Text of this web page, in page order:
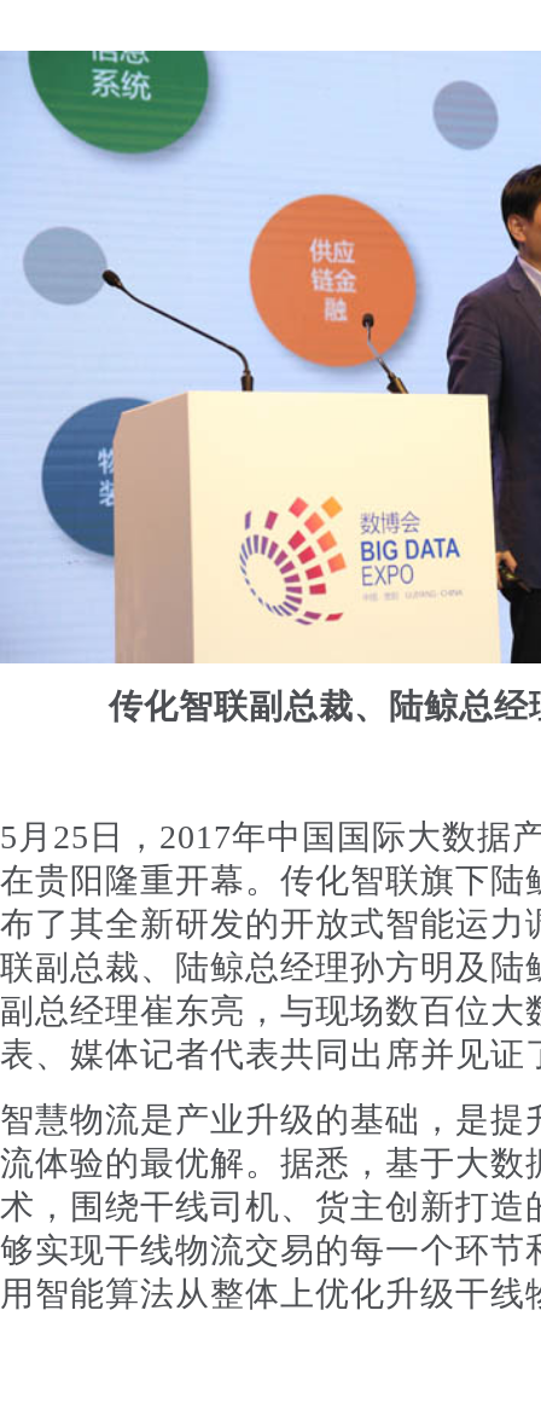
传化智联副总裁、陆鲸总
5月25日，2017年中国国际大数据
在贵阳隆重开幕。传化智联旗下
布了其全新研发的开放式智能运力
联副总裁、陆鲸总经理孙方明及
副总经理崔东亮，与现场数百位大
表、媒体记者代表共同出席并见证
智慧物流是产业升级的基础，是
流体验的最优解。据悉，基于大
术，围绕干线司机、货主创新打造
够实现干线物流交易的每一个环
用智能算法从整体上优化升级干线